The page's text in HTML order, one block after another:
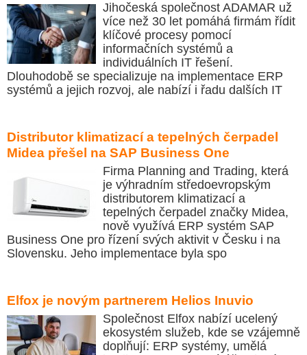
Jihočeská společnost ADAMAR už
více než 30 let pomáhá firmám řídit
klíčové procesy pomocí
informačních systémů a
individuálních IT řešení.
Dlouhodobě se specializuje na implementace ERP
systémů a jejich rozvoj, ale nabízí i řadu dalších IT
Distributor klimatizací a tepelných čerpadel
Midea přešel na SAP Business One
Firma Planning and Trading, která
je výhradním středoevropským
distributorem klimatizací a
tepelných čerpadel značky Midea,
nově využívá ERP systém SAP
Business One pro řízení svých aktivit v Česku i na
Slovensku. Jeho implementace byla spo
Elfox je novým partnerem Helios Inuvio
Společnost Elfox nabízí ucelený
ekosystém služeb, kde se vzájemně
doplňují: ERP systémy, umělá